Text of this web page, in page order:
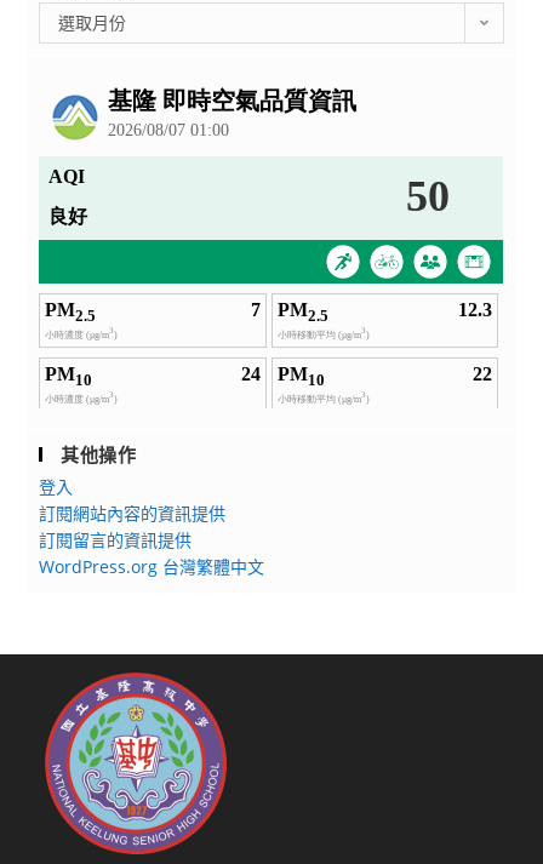
整
選取月份
其他操作
登入
訂閱網站內容的資訊提供
訂閱留言的資訊提供
WordPress.org 台灣繁體中文